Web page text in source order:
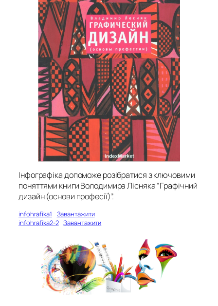
Інфографіка допоможе розібратися з ключовими
поняттями книги Володимира Лісняка “Графічний
дизайн (основи професії)”.
infohrafika1
Завантажити
infohrafika2-2 Завантажити